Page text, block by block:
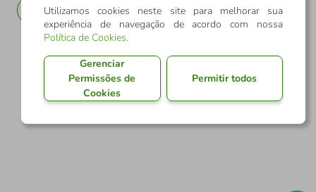
EN
Utilizamos cookies neste site para melhorar sua
experiência de navegação de acordo com nossa
Política de Cookies.
Gerenciar
Permissões de
Cookies
Permitir todos